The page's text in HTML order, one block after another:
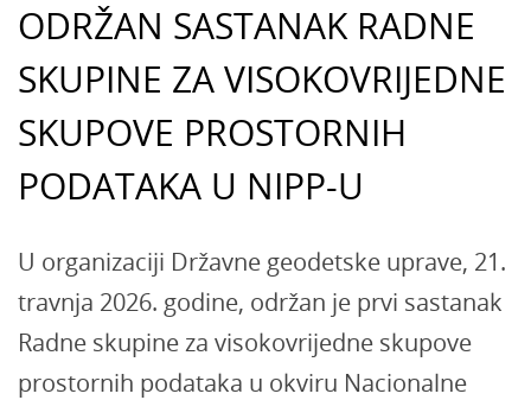
ODRŽAN SASTANAK RADNE
SKUPINE ZA VISOKOVRIJEDNE
SKUPOVE PROSTORNIH
PODATAKA U NIPP-U
U organizaciji Državne geodetske uprave, 21.
travnja 2026. godine, održan je prvi sastanak
Radne skupine za visokovrijedne skupove
prostornih podataka u okviru Nacionalne